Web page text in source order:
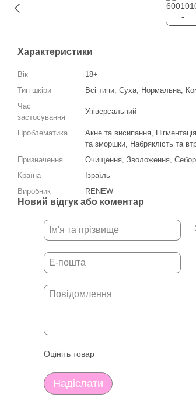
Характеристики
Вік
18+
Тип шкіри
Всі типи, Суха, Нормальна,
Час
застосування
Універсальний
Проблематика
Акне та висипання,
та зморшки, Набряклість та
Призначення
Очищення, Зволоження,
Країна
Ізраїль
Виробник
RENEW
Новий відгук або коментар
Оцініть товар
Надіслати